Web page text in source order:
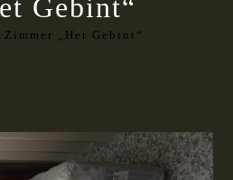
Gebint“
Zimmer „Het Gebint“